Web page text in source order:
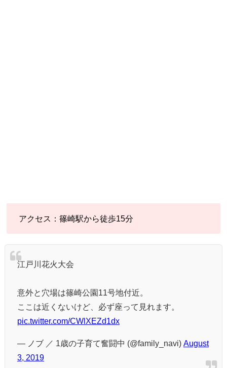
アクセス：篠崎駅から徒歩15分
江戸川花火大会
意外と穴場は篠崎公園11号地付近。
ここは近くないけど、必ず座って見れます。
pic.twitter.com/CWlXEZd1dx
— ノブ ／ 1歳の子育て奮闘中 (@family_navi) August
3, 2019